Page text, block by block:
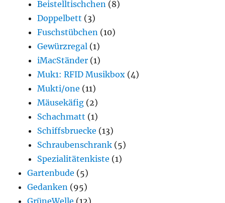
Beistelltischchen (8)
Doppelbett (3)
Fuschstübchen (10)
Gewürzregal (1)
iMacStänder (1)
Muk1: RFID Musikbox (4)
Mukti/one (11)
Mäusekäfig (2)
Schachmatt (1)
Schiffsbruecke (13)
Schraubenschrank (5)
Spezialitätenkiste (1)
Gartenbude (5)
Gedanken (95)
GrüneWelle (12)